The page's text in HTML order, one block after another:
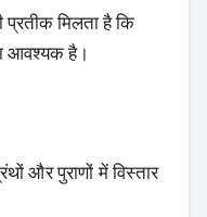
मिलता है कि
आवश्यक है।
और पुराणों में विस्तार